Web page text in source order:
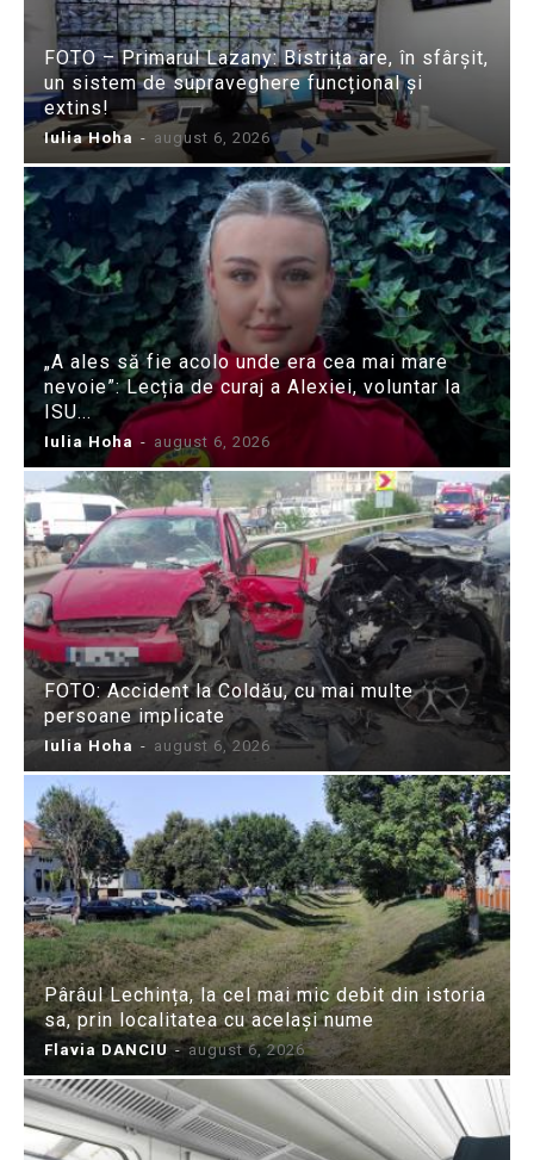
FOTO – Primarul Lazany: Bistrița are, în sfârșit,
un sistem de supraveghere funcțional și
extins!
Iulia Hoha - august 6, 2026
„A ales să fie acolo unde era cea mai mare
nevoie”: Lecția de curaj a Alexiei, voluntar la
ISU...
Iulia Hoha - august 6, 2026
FOTO: Accident la Coldău, cu mai multe
persoane implicate
Iulia Hoha - august 6, 2026
Pârâul Lechința, la cel mai mic debit din istoria
sa, prin localitatea cu același nume
Flavia DANCIU - august 6, 2026